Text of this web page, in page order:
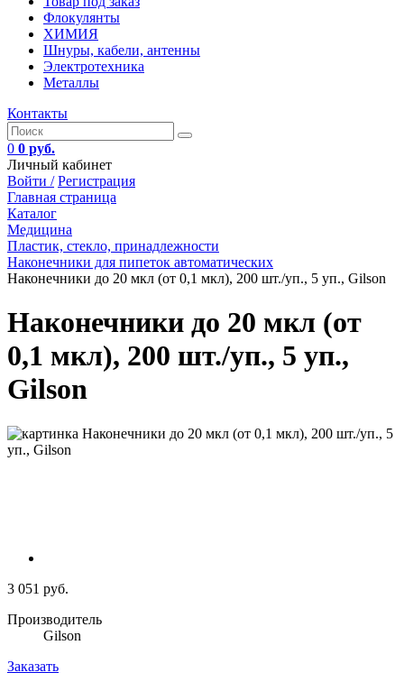
Флокулянты
ХИМИЯ
Шнуры, кабели, антенны
Электротехника
Металлы
Контакты
0 0 руб.
Личный кабинет
Войти / Регистрация
Главная страница
Каталог
Медицина
Пластик, стекло, принадлежности
Наконечники для пипеток автоматических
Наконечники до 20 мкл (от 0,1 мкл), 200 шт./уп., 5 уп., Gilson
Наконечники до 20 мкл (от
0,1 мкл), 200 шт./уп., 5 уп.,
Gilson
3 051 руб.
Производитель
Gilson
Заказать